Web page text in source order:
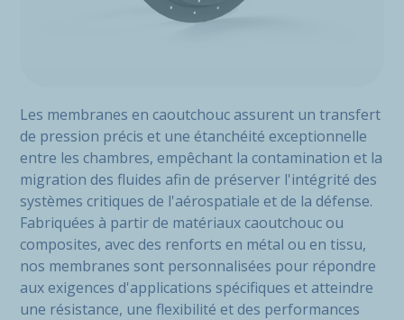
Les membranes en caoutchouc assurent un transfert
de pression précis et une étanchéité exceptionnelle
entre les chambres, empêchant la contamination et la
migration des fluides afin de préserver l'intégrité des
systèmes critiques de l'aérospatiale et de la défense.
Fabriquées à partir de matériaux caoutchouc ou
composites, avec des renforts en métal ou en tissu,
nos membranes sont personnalisées pour répondre
aux exigences d'applications spécifiques et atteindre
une résistance, une flexibilité et des performances